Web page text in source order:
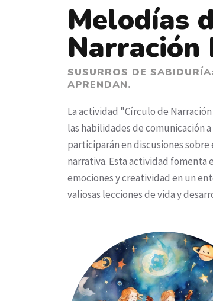
Melodías
Narración
SUSURROS DE
APRENDAN.
La actividad "Círculo de
las habilidades de comunicación
participarán en discusiones
narrativa. Esta actividad fomenta
emociones y creatividad en un
valiosas lecciones de vida y